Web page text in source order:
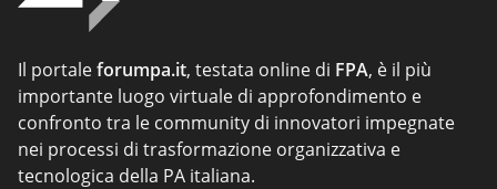
Il portaleforumpa.it, testata online di FPA, è il più
importante luogo virtuale di approfondimento e
confronto tra le community di innovatori impegnate
nei processi di trasformazione organizzativa e
tecnologica della PA italiana.